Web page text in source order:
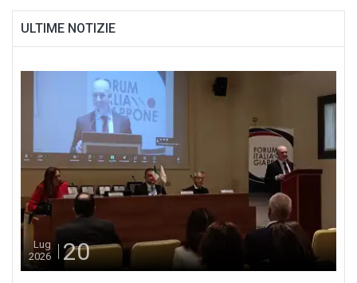
ULTIME NOTIZIE
Lug
2026
20